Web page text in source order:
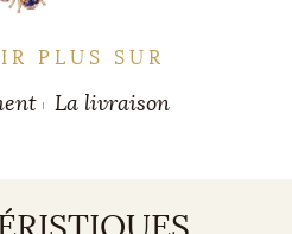
PLUS SUR
La livraison